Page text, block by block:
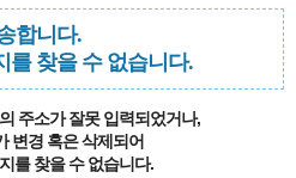
합니다.
를 찾을 수 없습니다.
주소가 잘못 입력되었거나,
변경 혹은 삭제되어
를 찾을 수 없습니다.